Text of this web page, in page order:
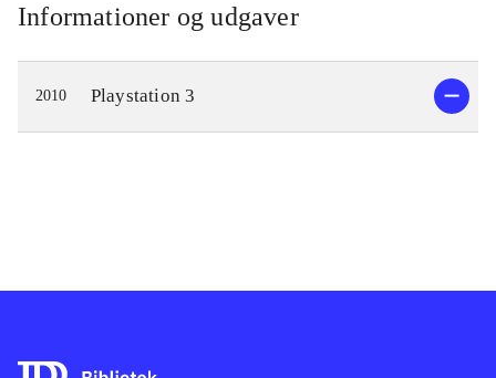
Informationer og udgaver
2010 Playstation 3